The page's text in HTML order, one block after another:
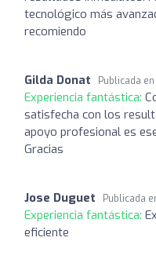
tecnológico más
recomiendo
Gilda Donat Publicada en
Experiencia fantástica:
satisfecha con los
apoyo profesional es
Gracias
Jose Duguet Publicada
Experiencia fantástica:
eficiente